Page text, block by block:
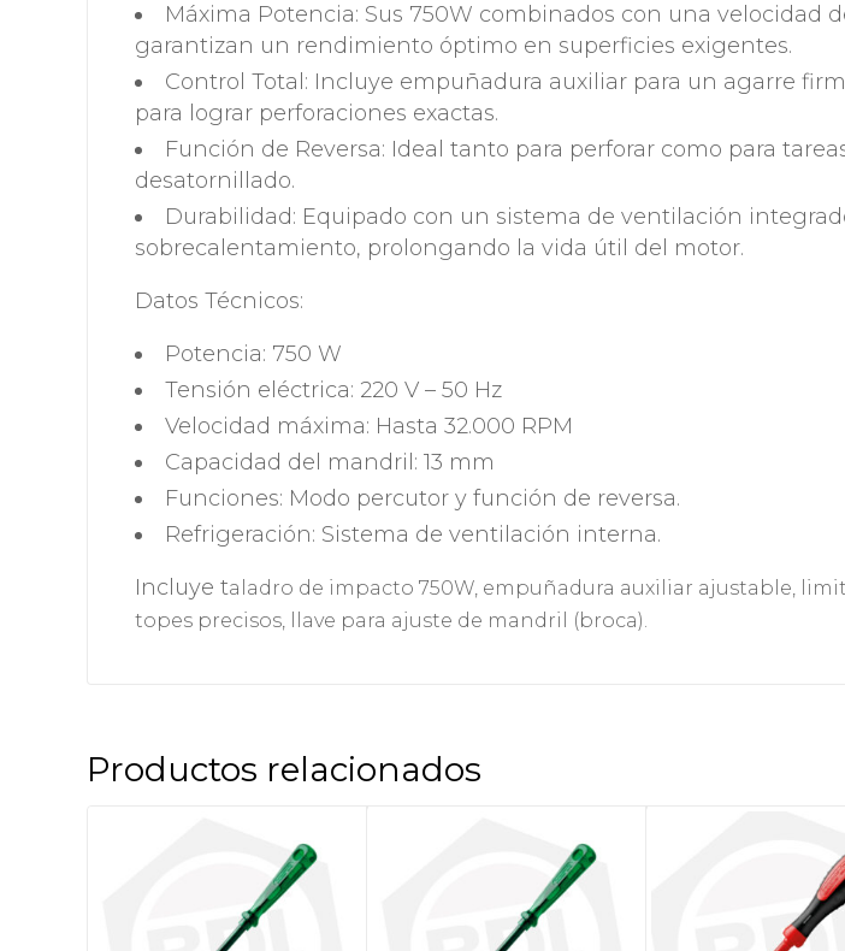
Máxima Potencia: Sus 750W combinados con una velocidad
garantizan un rendimiento óptimo en superficies exigentes.
Control Total: Incluye empuñadura auxiliar para un agarre
para lograr perforaciones exactas.
Función de Reversa: Ideal tanto para perforar como para
desatornillado.
Durabilidad: Equipado con un sistema de ventilación
sobrecalentamiento, prolongando la vida útil del motor.
Datos Técnicos:
Potencia: 750 W
Tensión eléctrica: 220 V – 50 Hz
Velocidad máxima: Hasta 32.000 RPM
Capacidad del mandril: 13 mm
Funciones: Modo percutor y función de reversa.
Refrigeración: Sistema de ventilación interna.
Incluye taladro de impacto 750W, empuñadura auxiliar ajustable, l
topes precisos, l
lave para ajuste de mandril (broca).
Productos relacionados